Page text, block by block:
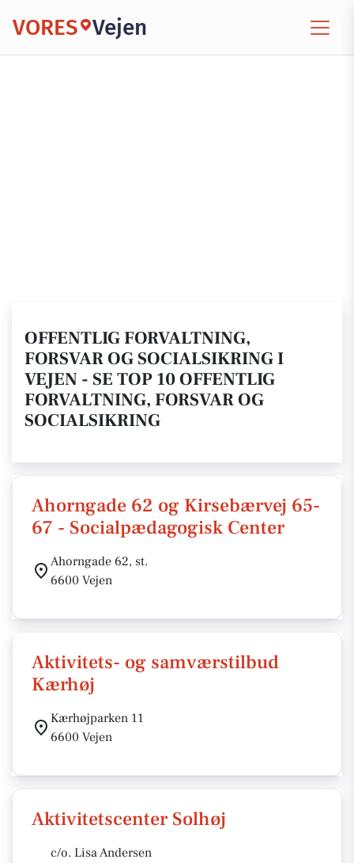
VORES Vejen
OFFENTLIG FORVALTNING,
FORSVAR OG SOCIALSIKRING I
VEJEN - SE TOP 10 OFFENTLIG
FORVALTNING, FORSVAR OG
SOCIALSIKRING
Ahorngade 62 og Kirsebærvej 65-
67 - Socialpædagogisk Center
Ahorngade 62, st.
6600 Vejen
Aktivitets- og samværstilbud
Kærhøj
Kærhøjparken 11
6600 Vejen
Aktivitetscenter Solhøj
c/o. Lisa Andersen